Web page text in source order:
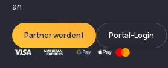
an
Partner werden! Portal-Login